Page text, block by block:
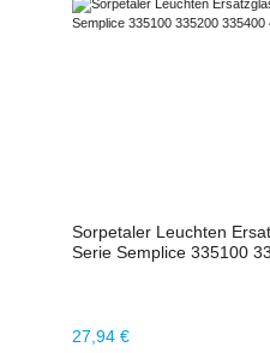
Sorpetaler Leuchten
Serie Semplice 335100
Regulärer Preis:
27,94 €